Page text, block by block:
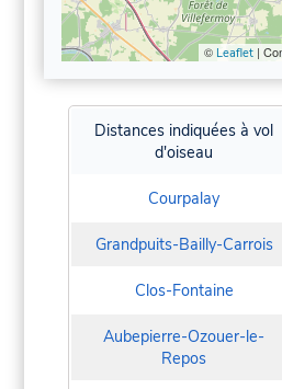
© Leaflet|
Distances indiquées à vol
d'oiseau
Courpalay
Grandpuits-Bailly-Carrois
Clos-Fontaine
Aubepierre-Ozouer-le-
Repos